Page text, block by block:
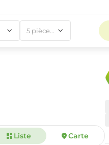
5 pièce(s)
2 3 4
Liste Carte